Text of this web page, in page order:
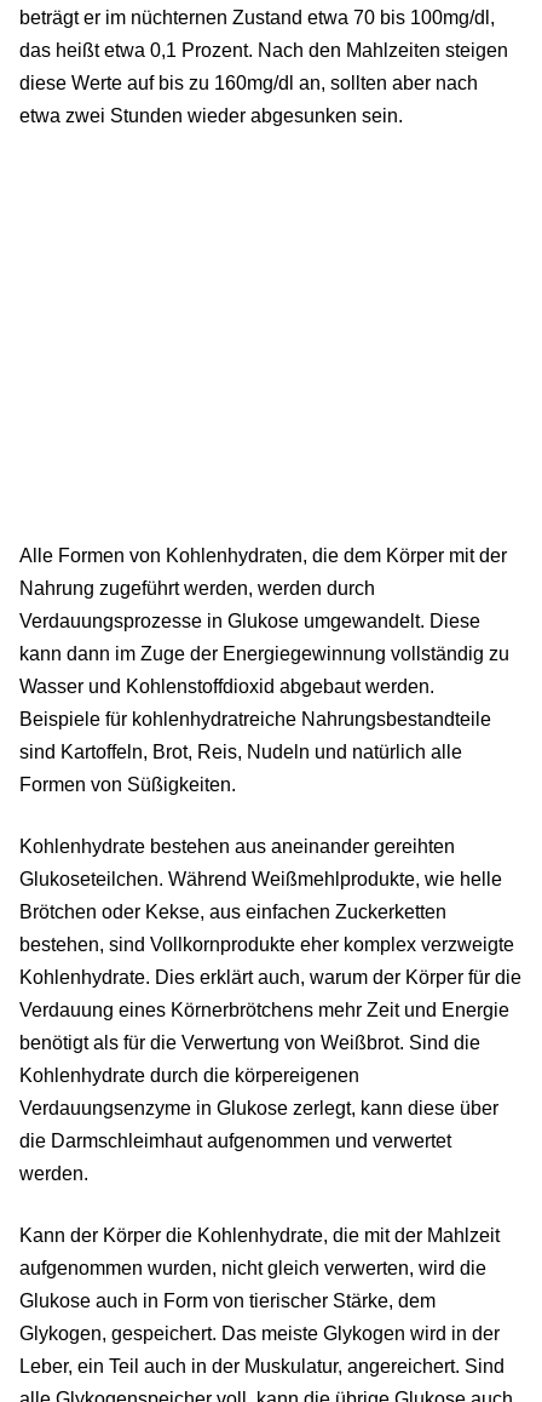
beträgt er im nüchternen Zustand etwa 70 bis 100mg/dl,
das heißt etwa 0,1 Prozent. Nach den Mahlzeiten steigen
diese Werte auf bis zu 160mg/dl an, sollten aber nach
etwa zwei Stunden wieder abgesunken sein.
Alle Formen von Kohlenhydraten, die dem Körper mit der
Nahrung zugeführt werden, werden durch
Verdauungsprozesse in Glukose umgewandelt. Diese
kann dann im Zuge der Energiegewinnung vollständig zu
Wasser und Kohlenstoffdioxid abgebaut werden.
Beispiele für kohlenhydratreiche Nahrungsbestandteile
sind Kartoffeln, Brot, Reis, Nudeln und natürlich alle
Formen von Süßigkeiten.
Kohlenhydrate bestehen aus aneinander gereihten
Glukoseteilchen. Während Weißmehlprodukte, wie helle
Brötchen oder Kekse, aus einfachen Zuckerketten
bestehen, sind Vollkornprodukte eher komplex verzweigte
Kohlenhydrate. Dies erklärt auch, warum der Körper für die
Verdauung eines Körnerbrötchens mehr Zeit und Energie
benötigt als für die Verwertung von Weißbrot. Sind die
Kohlenhydrate durch die körpereigenen
Verdauungsenzyme in Glukose zerlegt, kann diese über
die Darmschleimhaut aufgenommen und verwertet
werden.
Kann der Körper die Kohlenhydrate, die mit der Mahlzeit
aufgenommen wurden, nicht gleich verwerten, wird die
Glukose auch in Form von tierischer Stärke, dem
Glykogen, gespeichert. Das meiste Glykogen wird in der
Leber, ein Teil auch in der Muskulatur, angereichert. Sind